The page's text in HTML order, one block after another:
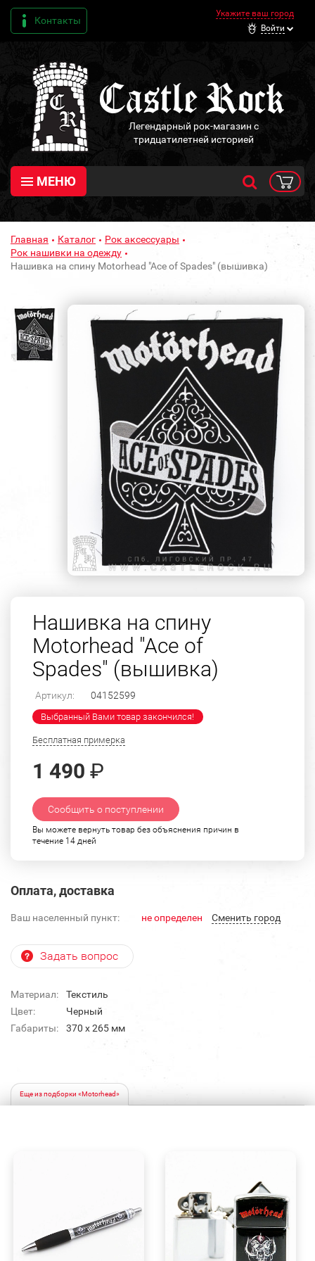
Контакты
Укажите ваш город
Войти
Легендарный рок-магазин с
тридцатилетней историей
МЕНЮ
Главная Каталог
Рок аксессуары
Рок нашивки на одежду
Нашивка на спину Motorhead "Ace of Spades" (вышивка)
Нашивка на спину
Motorhead "Ace of
Spades" (вышивка)
Артикул: 04152599
Выбранный Вами товар закончился!
Бесплатная примерка
1 490 ₽
Сообщить о поступлении
Вы можете вернуть товар без объяснения причин в
течение 14 дней
Оплата, доставка
Ваш населенный пункт: не определен Cменить город
Задать вопрос
Материал:
Текстиль
Цвет:
Черный
Габариты:
370 х 265 мм
Еще из подборки «Motorhead»